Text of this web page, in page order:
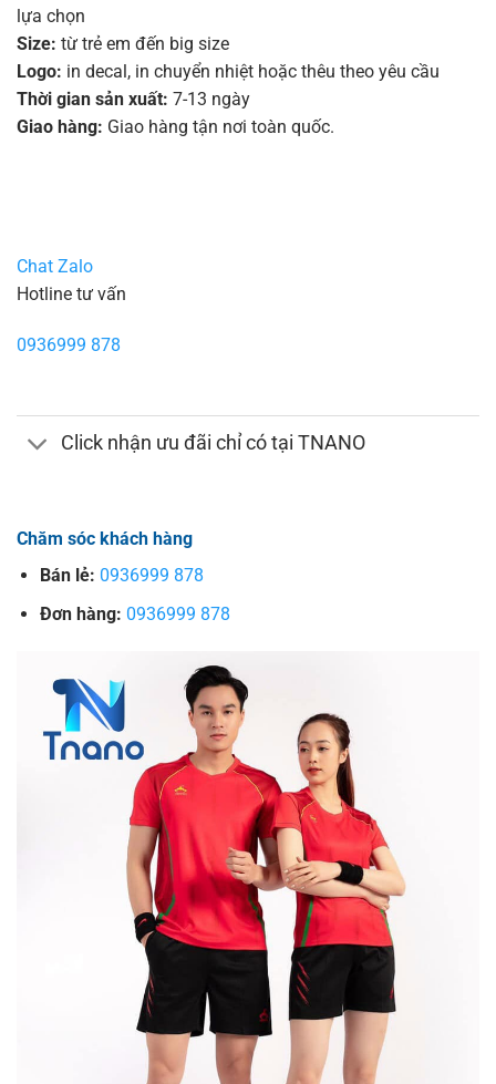
lựa chọn
Size: từ trẻ em đến big size
Logo: in decal, in chuyển nhiệt hoặc thêu theo yêu cầu
Thời gian sản xuất: 7-13 ngày
Giao hàng: Giao hàng tận nơi toàn quốc.
Chat Zalo
Hotline tư vấn
0936999 878
Click nhận ưu đãi chỉ có tại TNANO
Chăm sóc khách hàng
Bán lẻ: 0936999 878
Đơn hàng: 0936999 878